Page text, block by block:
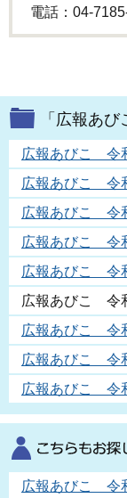
電話：04-
「広報あ
広報あびこ 令
広報あびこ 令
広報あびこ 令
広報あびこ 令
広報あびこ 令
広報あびこ 令
広報あびこ 令
広報あびこ 令
広報あびこ 令
広報あびこ 令